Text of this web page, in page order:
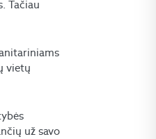
Tačiau
vietų
už savo